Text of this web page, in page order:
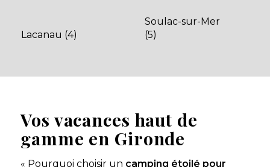
Vos vacances haut de
gamme en Gironde
« Pourquoi choisir un camping étoilé pour
Camping La Canadienne
Arès, Gironde , Nouvelle-Aquitaine
Lacanau (4)
Soulac-sur-Mer
(5)